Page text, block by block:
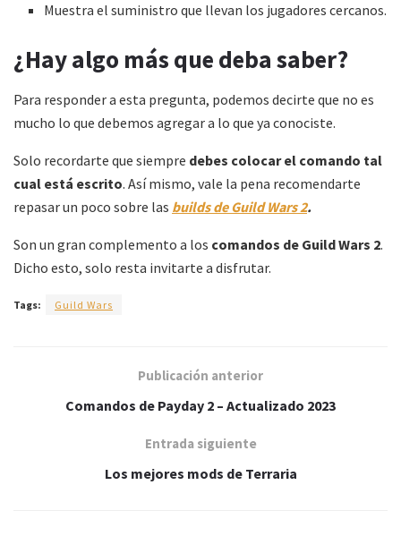
Muestra el suministro que llevan los jugadores cercanos.
¿Hay algo más que deba saber?
Para responder a esta pregunta, podemos decirte que no es
mucho lo que debemos agregar a lo que ya conociste.
Solo recordarte que siempre debes colocar el comando tal
cual está escrito. Así mismo, vale la pena recomendarte
repasar un poco sobre las builds de Guild Wars 2.
Son un gran complemento a los comandos de Guild Wars 2.
Dicho esto, solo resta invitarte a disfrutar.
Tags: Guild Wars
Publicación anterior
Comandos de Payday 2 – Actualizado 2023
Entrada siguiente
Los mejores mods de Terraria